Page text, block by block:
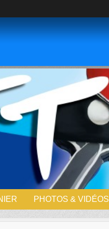
PHOTOS & VIDÉOS